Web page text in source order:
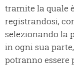
tramite la quale
registrandosi,
selezionando la
in ogni sua
potranno essere